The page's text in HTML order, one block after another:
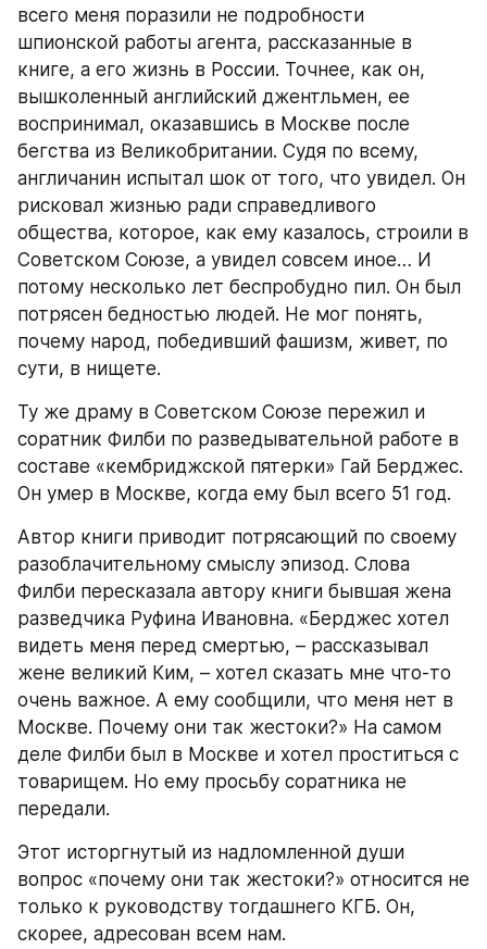
всего меня поразили не подробности
шпионской работы агента, рассказанные в
книге, а его жизнь в России. Точнее, как он,
вышколенный английский джентльмен, ее
воспринимал, оказавшись в Москве после
бегства из Великобритании. Судя по всему,
англичанин испытал шок от того, что увидел. Он
рисковал жизнью ради справедливого
общества, которое, как ему казалось, строили в
Советском Союзе, а увидел совсем иное… И
потому несколько лет беспробудно пил. Он был
потрясен бедностью людей. Не мог понять,
почему народ, победивший фашизм, живет, по
сути, в нищете.
Ту же драму в Советском Союзе пережил и
соратник Филби по разведывательной работе в
составе «кембриджской пятерки» Гай Берджес.
Он умер в Москве, когда ему был всего 51 год.
Автор книги приводит потрясающий по своему
разоблачительному смыслу эпизод. Слова
Филби пересказала автору книги бывшая жена
разведчика Руфина Ивановна. «Берджес хотел
видеть меня перед смертью, – рассказывал
жене великий Ким, – хотел сказать мне что-то
очень важное. А ему сообщили, что меня нет в
Москве. Почему они так жестоки?» На самом
деле Филби был в Москве и хотел проститься с
товарищем. Но ему просьбу соратника не
передали.
Этот исторгнутый из надломленной души
вопрос «почему они так жестоки?» относится не
только к руководству тогдашнего КГБ. Он,
скорее, адресован всем нам.